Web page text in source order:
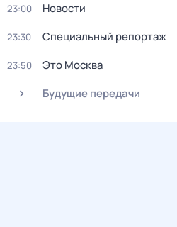
23:00 Новости
23:30 Специальный репортаж
23:50
Это Москва
Будущие передачи